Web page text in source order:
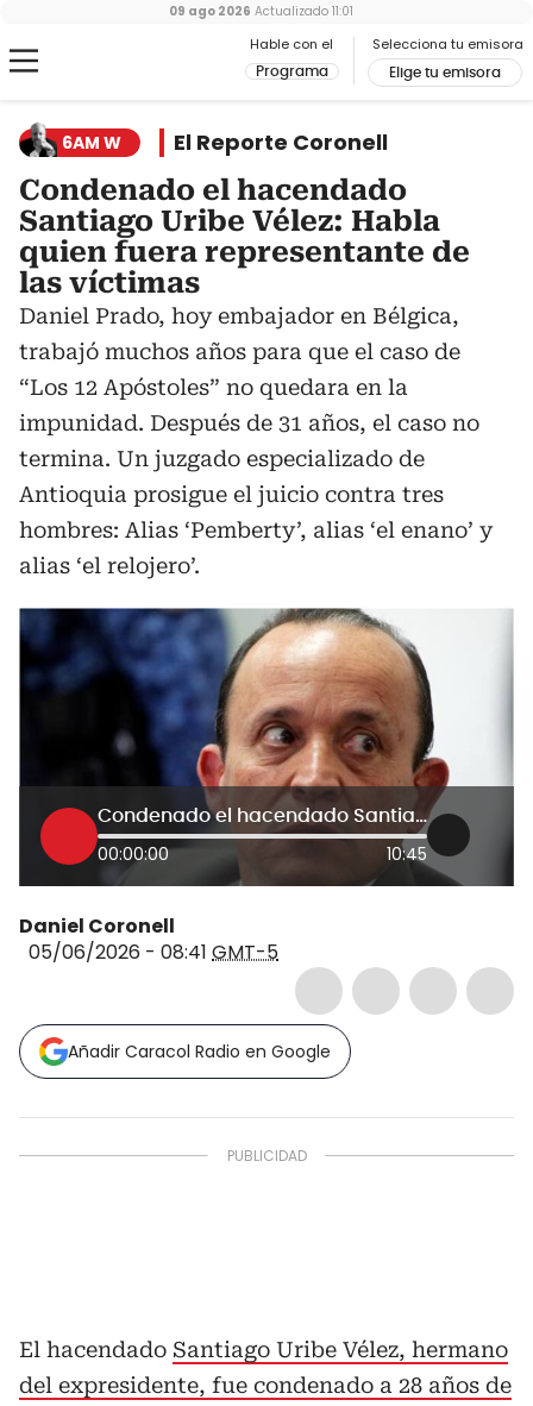
Hable con el
Programa
Selecciona tu emisora
Elige tu emisora
09 ago 2026 Actualizado 11:01
6AM W El Reporte Coronell
Condenado el hacendado
Santiago Uribe Vélez: Habla
quien fuera representante de
las víctimas
Daniel Prado, hoy embajador en Bélgica,
trabajó muchos años para que el caso de
“Los 12 Apóstoles” no quedara en la
impunidad. Después de 31 años, el caso no
termina. Un juzgado especializado de
Antioquia prosigue el juicio contra tres
hombres: Alias ‘Pemberty’, alias ‘el enano’ y
alias ‘el relojero’.
Condenado el hacendado Santiago Uribe Vélez: Habla quien fuera representante de las víctimas
00:00:00 10:45
Daniel Coronell
05/06/2026 - 08:41 GMT-5
Añadir Caracol Radio en Google
El hacendado Santiago Uribe Vélez, hermano
del expresidente, fue condenado a 28 años de